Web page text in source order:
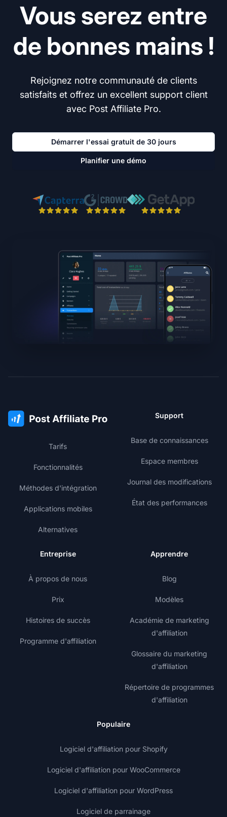
Vous serez entre
de bonnes mains !
Rejoignez notre communauté de clients
satisfaits et offrez un excellent support client
avec Post Affiliate Pro.
Démarrer l'essai gratuit de 30 jours
Planifier une démo
Tarifs
Fonctionnalités
Méthodes d'intégration
Applications mobiles
Alternatives
Support
Base de connaissances
Espace membres
Journal des modifications
État des performances
Entreprise
À propos de nous
Prix
Histoires de succès
Programme d'affiliation
Apprendre
Blog
Modèles
Académie de marketing
d'affiliation
Glossaire du marketing
d'affiliation
Répertoire de programmes
d'affiliation
Populaire
Logiciel d'affiliation pour Shopify
Logiciel d'affiliation pour WooCommerce
Logiciel d'affiliation pour WordPress
Logiciel de parrainage